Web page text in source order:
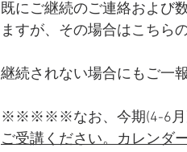
既にご継続のご連絡および
ますが、その場合はこちら
継続されない場合にもご一
※※※※※なお、今期(4-6月
ご受講ください。カレンダ